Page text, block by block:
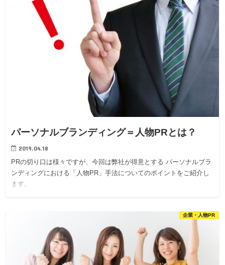
パーソナルブランディング＝人物PRとは？
2019.04.18
PRの切り口は様々ですが、今回は弊社が得意とする パーソナルブラ
ンディングにおける「人物PR」手法についてのポイントをご紹介し
ます。
企業・人物PR